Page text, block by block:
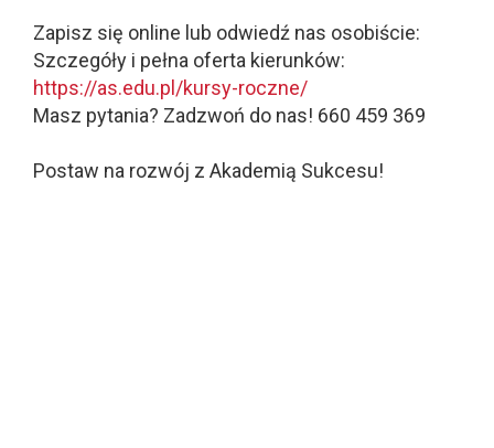
Zapisz się online lub odwiedź nas osobiście:
Szczegóły i pełna oferta kierunków:
https://as.edu.pl/kursy-roczne/
Masz pytania? Zadzwoń do nas! 660 459 369
Postaw na rozwój z Akademią Sukcesu!